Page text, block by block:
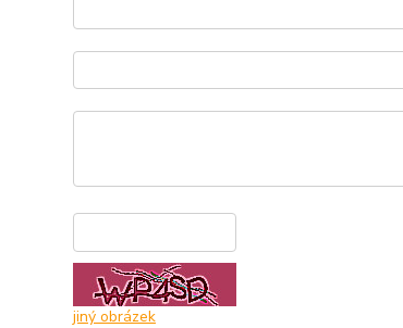
jiný obrázek